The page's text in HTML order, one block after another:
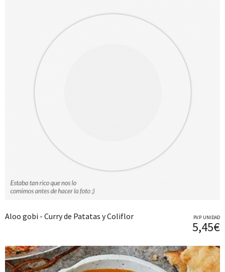
Aloo gobi - Curry de Patatas y Coliflor P.V.P. UNIDAD
5,45€